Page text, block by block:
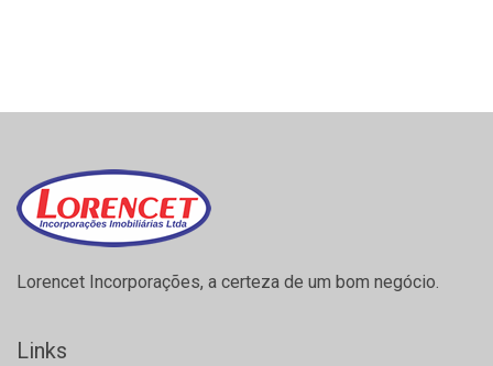
Lorencet Incorporações, a certeza de um bom negócio.
Links